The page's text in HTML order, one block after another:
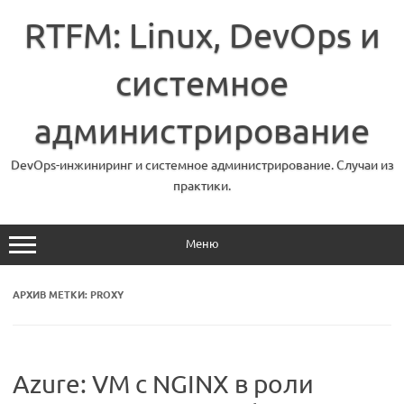
содержимому
RTFM: Linux, DevOps и
системное
администрирование
DevOps-инжиниринг и системное администрирование. Случаи из
практики.
Меню
АРХИВ МЕТКИ: PROXY
Azure: VM с NGINX в роли